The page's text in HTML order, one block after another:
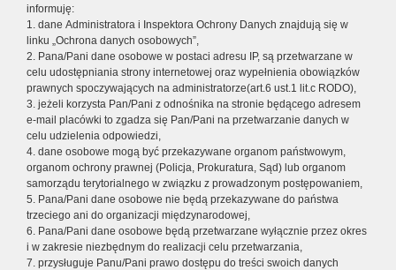
informuję:
1. dane Administratora i Inspektora Ochrony Danych znajdują się w
linku „Ochrona danych osobowych”,
2. Pana/Pani dane osobowe w postaci adresu IP, są przetwarzane w
celu udostępniania strony internetowej oraz wypełnienia obowiązków
prawnych spoczywających na administratorze(art.6 ust.1 lit.c RODO),
3. jeżeli korzysta Pan/Pani z odnośnika na stronie będącego adresem
e-mail placówki to zgadza się Pan/Pani na przetwarzanie danych w
celu udzielenia odpowiedzi,
4. dane osobowe mogą być przekazywane organom państwowym,
organom ochrony prawnej (Policja, Prokuratura, Sąd) lub organom
samorządu terytorialnego w związku z prowadzonym postępowaniem,
5. Pana/Pani dane osobowe nie będą przekazywane do państwa
trzeciego ani do organizacji międzynarodowej,
6. Pana/Pani dane osobowe będą przetwarzane wyłącznie przez okres
i w zakresie niezbędnym do realizacji celu przetwarzania,
7. przysługuje Panu/Pani prawo dostępu do treści swoich danych